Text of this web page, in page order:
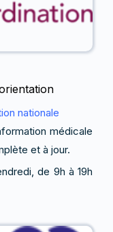
nationale
médicale
et à jour.
de 9h à 19h